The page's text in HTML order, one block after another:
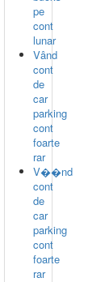
pe
cont
lunar
Vând
cont
de
car
parking
cont
foarte
rar
V��nd
cont
de
car
parking
cont
foarte
rar